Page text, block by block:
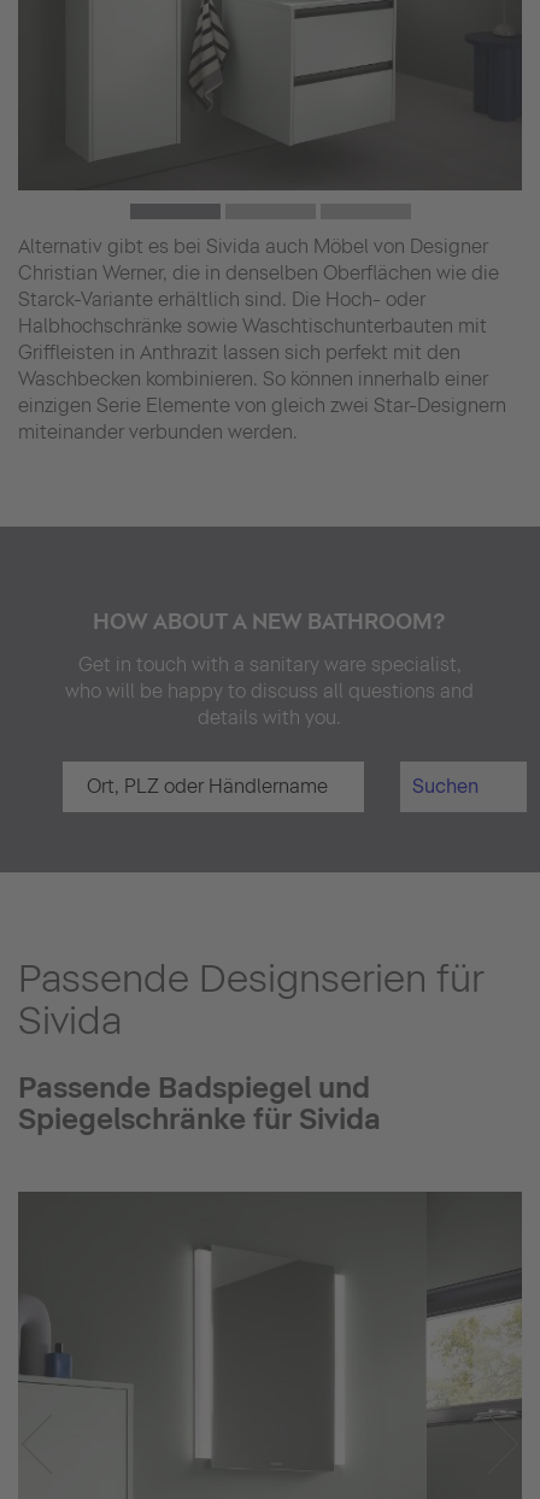
Alternativ gibt es bei Sivida auch Möbel von Designer
Christian Werner, die in denselben Oberflächen wie die
Starck-Variante erhältlich sind. Die Hoch- oder
Halbhochschränke sowie Waschtischunterbauten mit
Griffleisten in Anthrazit lassen sich perfekt mit den
Waschbecken kombinieren. So können innerhalb einer
einzigen Serie Elemente von gleich zwei Star-Designern
miteinander verbunden werden.
HOW ABOUT A NEW BATHROOM?
Get in touch with a sanitary ware specialist,
who will be happy to discuss all questions and
details with you.
Suchen
Passende Designserien für
Sivida
Passende Badspiegel und
Spiegelschränke für Sivida